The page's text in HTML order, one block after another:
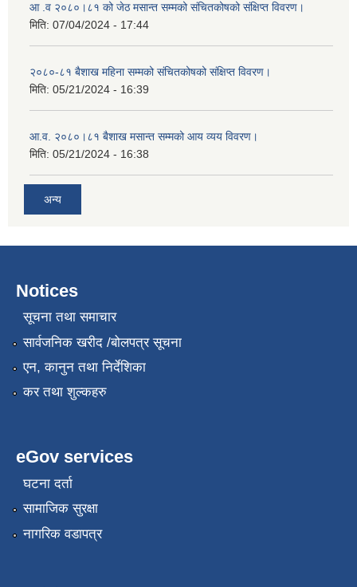
आ .व २०८०।८१ को जेठ मसान्त सम्मको संचितकोषको संक्षिप्त विवरण।
मिति: 07/04/2024 - 17:44
२०८०-८१ बैशाख महिना सम्मको संचितकोषको संक्षिप्त विवरण।
मिति: 05/21/2024 - 16:39
आ.व. २०८०।८१ बैशाख मसान्त सम्मको आय व्यय विवरण।
मिति: 05/21/2024 - 16:38
अन्य
Notices
सूचना तथा समाचार
सार्वजनिक खरीद /बोलपत्र सूचना
एन, कानुन तथा निर्देशिका
कर तथा शुल्कहरु
eGov services
घटना दर्ता
सामाजिक सुरक्षा
नागरिक वडापत्र